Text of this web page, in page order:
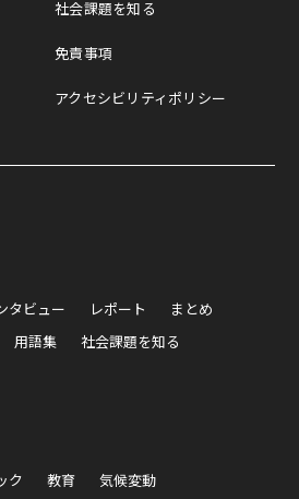
社会課題を知る
免責事項
アクセシビリティポリシー
タビュー レポート
まとめ
用語集 社会課題を知る
ク 教育 気候変動